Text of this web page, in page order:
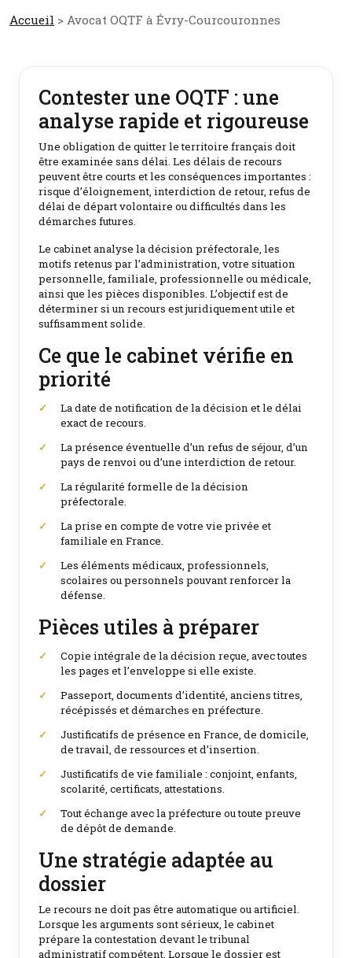
Accueil > Avocat OQTF à Évry-Courcouronnes
Contester une OQTF : une
analyse rapide et rigoureuse
Une obligation de quitter le territoire français doit
être examinée sans délai. Les délais de recours
peuvent être courts et les conséquences importantes :
risque d’éloignement, interdiction de retour, refus de
délai de départ volontaire ou difficultés dans les
démarches futures.
Le cabinet analyse la décision préfectorale, les
motifs retenus par l’administration, votre situation
personnelle, familiale, professionnelle ou médicale,
ainsi que les pièces disponibles. L’objectif est de
déterminer si un recours est juridiquement utile et
suffisamment solide.
Ce que le cabinet vérifie en
priorité
La date de notification de la décision et le délai
exact de recours.
La présence éventuelle d’un refus de séjour, d’un
pays de renvoi ou d’une interdiction de retour.
La régularité formelle de la décision
préfectorale.
La prise en compte de votre vie privée et
familiale en France.
Les éléments médicaux, professionnels,
scolaires ou personnels pouvant renforcer la
défense.
Pièces utiles à préparer
Copie intégrale de la décision reçue, avec toutes
les pages et l’enveloppe si elle existe.
Passeport, documents d’identité, anciens titres,
récépissés et démarches en préfecture.
Justificatifs de présence en France, de domicile,
de travail, de ressources et d’insertion.
Justificatifs de vie familiale : conjoint, enfants,
scolarité, certificats, attestations.
Tout échange avec la préfecture ou toute preuve
de dépôt de demande.
Une stratégie adaptée au
dossier
Le recours ne doit pas être automatique ou artificiel.
Lorsque les arguments sont sérieux, le cabinet
prépare la contestation devant le tribunal
administratif compétent. Lorsque le dossier est